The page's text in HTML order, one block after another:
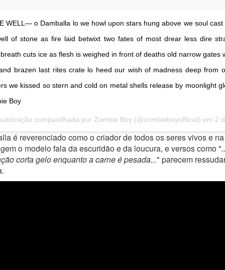
WELL— o Damballa lo we howl upon stars hung above we soul cast
of stone as fire laid betwixt two fates of most drear less dire
cuts ice as flesh is weighed in front of deaths old narrow gates
brazen last rites crate lo heed our wish of madness deep from
we kissed so stern and cold on metal shells release by moonlight
Boy
compartilhada por Zombie Boy (@zombieboyofficial) em 2 de Ago,
é reverenciado como o criador de todos os seres vivos e na
o modelo fala da escuridão e da loucura, e versos como "
corta gelo enquanto a carne é pesada..." parecem